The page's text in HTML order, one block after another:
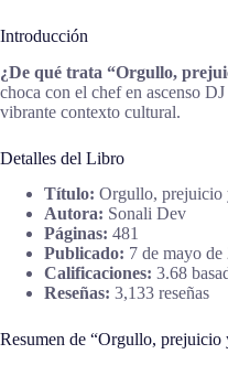
Introducción
¿De qué trata “Orgullo,
choca con el chef en ascenso
vibrante contexto cultural.
Detalles del Libro
Título: Orgullo, prejuicio
Autora: Sonali Dev
Páginas: 481
Publicado: 7 de mayo de
Calificaciones: 3.68
Reseñas: 3,133 reseñas
Resumen de “Orgullo, prejuicio